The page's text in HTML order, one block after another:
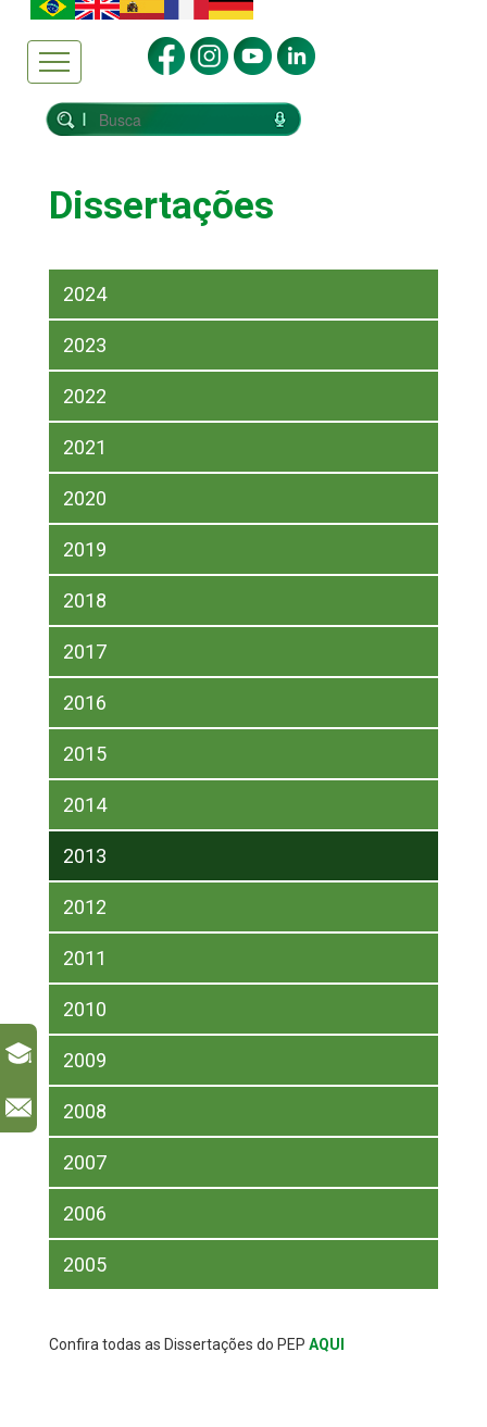
Dissertações
2024
2023
2022
2021
2020
2019
2018
2017
2016
2015
2014
2013
2012
2011
2010
2009
2008
2007
2006
2005
Confira todas as Dissertações do PEP AQUI